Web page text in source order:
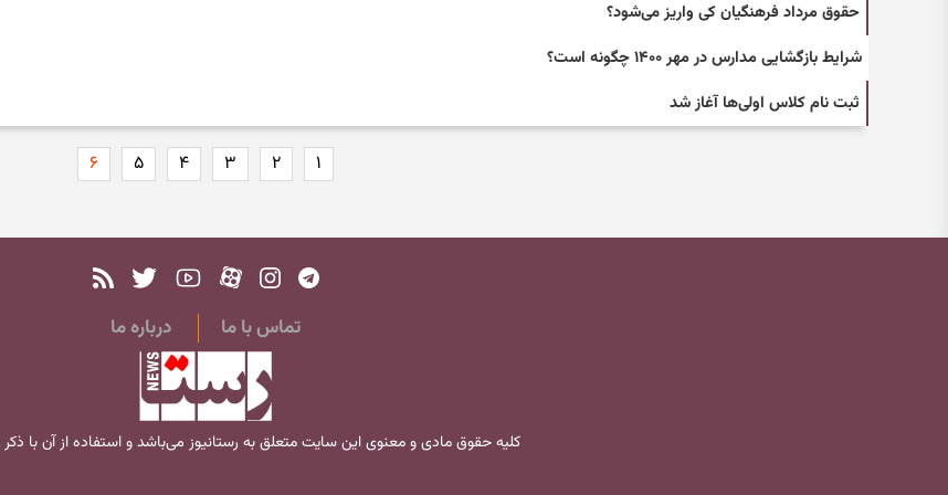
حقوق مرداد فرهنگیان کی واریز می‌شود؟
شرایط بازگشایی مدارس در مهر ۱۴۰۰ چگونه است؟
ثبت نام کلاس اولی‌ها آغاز شد
۱ ۲ ۳ ۴ ۵ ۶
تماس با ما درباره ما
کلیه حقوق مادی و معنوی این سایت متعلق به رستانیوز می‌باشد و استفاده از آن با